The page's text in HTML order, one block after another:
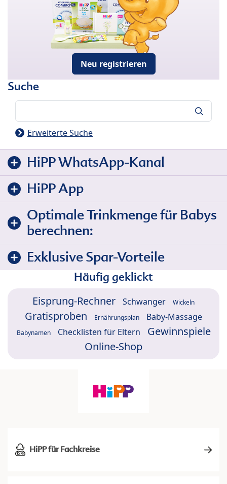
Neu registrieren
Suche
Erweiterte Suche
HiPP WhatsApp-Kanal
HiPP App
Optimale Trinkmenge für Babys
berechnen:
Exklusive Spar-Vorteile
Häufig geklickt
Eisprung-Rechner Schwanger Wickeln
Gratisproben Ernährungsplan Baby-Massage
Babynamen Checklisten für Eltern
Gewinnspiele
Online-Shop
HiPP für Fachkreise